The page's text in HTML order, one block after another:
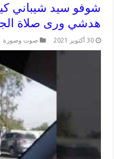
شوفو سيد شيباني
هدشي ورى صلاة
30 أكتوبر 2021 صوت وصورة